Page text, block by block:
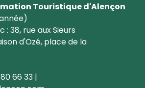
Touristique d'Alençon
: 38, rue aux Sieurs
d'Ozé, place de la
66 33 |